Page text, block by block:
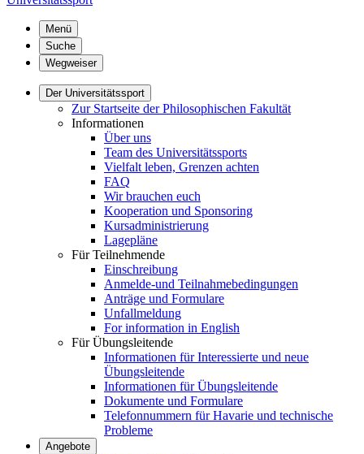
Menü
Suche
Wegweiser
Der Universitätssport
Zur Startseite der Philosophischen Fakultät
Informationen
Über uns
Team des Universitätssports
Vielfalt leben, Grenzen achten
FAQ
Wir brauchen euch
Kooperation und Sponsoring
Kursadministrierung
Lagepläne
Für Teilnehmende
Einschreibung
Anmelde-und Teilnahmebedingungen
Anträge und Formulare
Unfallmeldung
For information in English
Für Übungsleitende
Informationen für Interessierte und neue
Übungsleitende
Informationen für Übungsleitende
Dokumente und Formulare
Telefonnummern für Havarie und technische
Probleme
Angebote